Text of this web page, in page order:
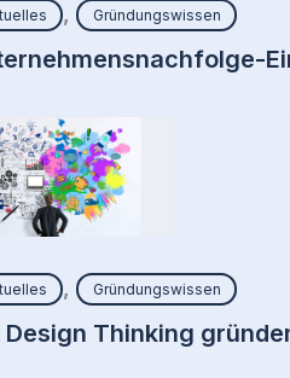
Gründungswissen
Gründungswissen
Design Thinking